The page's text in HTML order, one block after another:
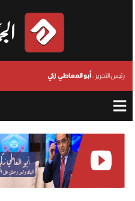
رئيس التحرير : أبو المعاطي زكي